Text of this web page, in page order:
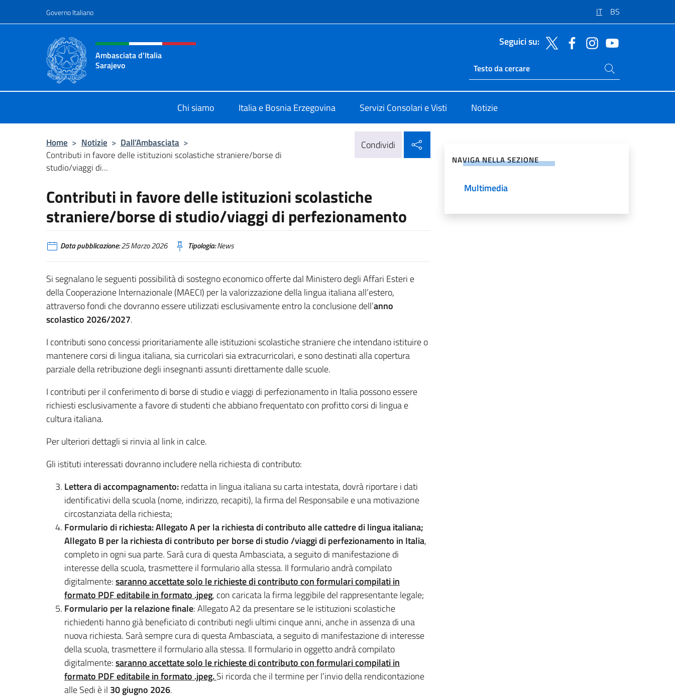
Governo Italiano IT BS
Intestazione sito, social e menù
Ambasciata d'Italia
Sarajevo
Seguici su:
Ricerca sito live
Cerca nel sito
Chi siamo Italia e Bosnia Erzegovina Servizi Consolari e Visti Notizie
Home > Notizie > Dall’Ambasciata >
Contributi in favore delle istituzioni scolastiche straniere/borse di
studio/viaggi di...
Condividi
Contributi in favore delle istituzioni scolastiche
straniere/borse di studio/viaggi di perfezionamento
Data pubblicazione:25 Marzo 2026 Tipologia:News
Si segnalano le seguenti possibilità di sostegno economico offerte dal Ministero degli Affari Esteri e
della Cooperazione Internazionale (MAECI) per la valorizzazione della lingua italiana all’estero,
attraverso fondi che dovranno essere utilizzati esclusivamente entro la conclusione dell’anno
scolastico 2026/2027.
I contributi sono concessi prioritariamente alle istituzioni scolastiche straniere che intendano istituire o
mantenere corsi di lingua italiana, sia curricolari sia extracurricolari, e sono destinati alla copertura
parziale della retribuzione degli insegnanti assunti direttamente dalle scuole.
I contributi per il conferimento di borse di studio e viaggi di perfezionamento in Italia possono essere
richiesti esclusivamente a favore di studenti che abbiano frequentato con profitto corsi di lingua e
cultura italiana.
Per ulteriori dettagli si rinvia al link in calce.
Gli istituti interessati dovranno includere nella richiesta di contributo:
Lettera di accompagnamento:redatta in lingua italiana su carta intestata, dovrà riportare i dati
identificativi della scuola (nome, indirizzo, recapiti), la firma del Responsabile e una motivazione
circostanziata della richiesta;
Formulario di richiesta: Allegato A per la richiesta di contributo alle cattedre di lingua italiana;
Allegato B per la richiesta di contributo per borse di studio /viaggi di perfezionamento in Italia,
completo in ogni sua parte. Sarà cura di questa Ambasciata, a seguito di manifestazione di
interesse della scuola, trasmettere il formulario alla stessa. Il formulario andrà compilato
digitalmente:saranno accettate solo le richieste di contributo con formulari compilati in
formato PDF editabile in formato .jpeg, con caricata la firma leggibile del rappresentante legale;
Formulario per la relazione finale: Allegato A2 da presentare se le istituzioni scolastiche
richiedenti hanno già beneficiato di contributi negli ultimi cinque anni, anche in assenza di una
nuova richiesta. Sarà sempre cura di questa Ambasciata, a seguito di manifestazione di interesse
della scuola, trasmettere il formulario alla stessa. Il formulario in oggetto andrà compilato
digitalmente:saranno accettate solo le richieste di contributo con formulari compilati in
formato PDF editabile in formato .jpeg.Si ricorda che il termine per l’invio della rendicontazione
alle Sedi è il 30 giugno 2026.
NAVIGA NELLA SEZIONE
Multimedia